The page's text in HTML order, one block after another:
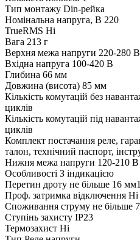
Тип монтажу Din-рейка
Номінальна напруга, В 220
TrueRMS Ні
Вага 213 г
Верхня межа напруги 220-280 В
Вхідна напруга 100-420 В
Глибина 66 мм
Довжина (висота) 85 мм
Кількість комутацій без
циклів
Кількість комутацій під
циклів
Комплект постачання реле,
талон, технічний паспорт,
Нижня межа напруги 120-210 В
Особливості З індикацією
Перетин дроту не більше 16
Проф. затримка відключення Ні
Споживання струму не більше
Ступінь захисту IP23
Термозахист Ні